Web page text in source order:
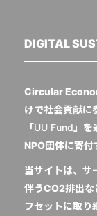
DIGITAL
Circular
けで社会貢献に
「UU Fund 」を
NPO団体に寄付
当サイトは、サ
伴うCO2排出な
フセットに取り